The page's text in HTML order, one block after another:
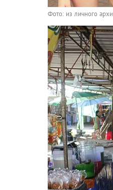
Фото: из личного